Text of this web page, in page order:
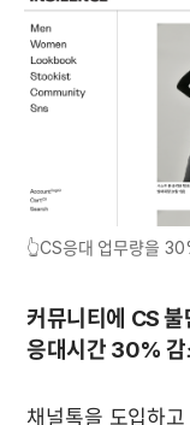
👆CS응대 업무량을
커뮤니티에 CS
응대시간 30% 감
채널톡을 도입하